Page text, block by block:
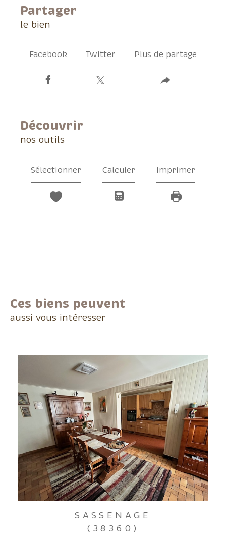
partager
le bien
Facebook Twitter Plus de partage
découvrir
nos outils
Sélectionner Calculer Imprimer
Ces biens peuvent
aussi vous intéresser
SASSENAGE
(38360)